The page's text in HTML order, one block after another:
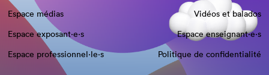
Espace médias
Vidéos et balados
Espace exposant·e⋅s
Espace enseignant·e⋅s
Espace professionnel·le⋅s
Politique de confidentialité